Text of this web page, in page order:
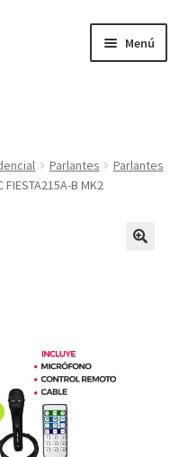
Menú
Parlantes
Parlantes
FIESTA215A-B MK2